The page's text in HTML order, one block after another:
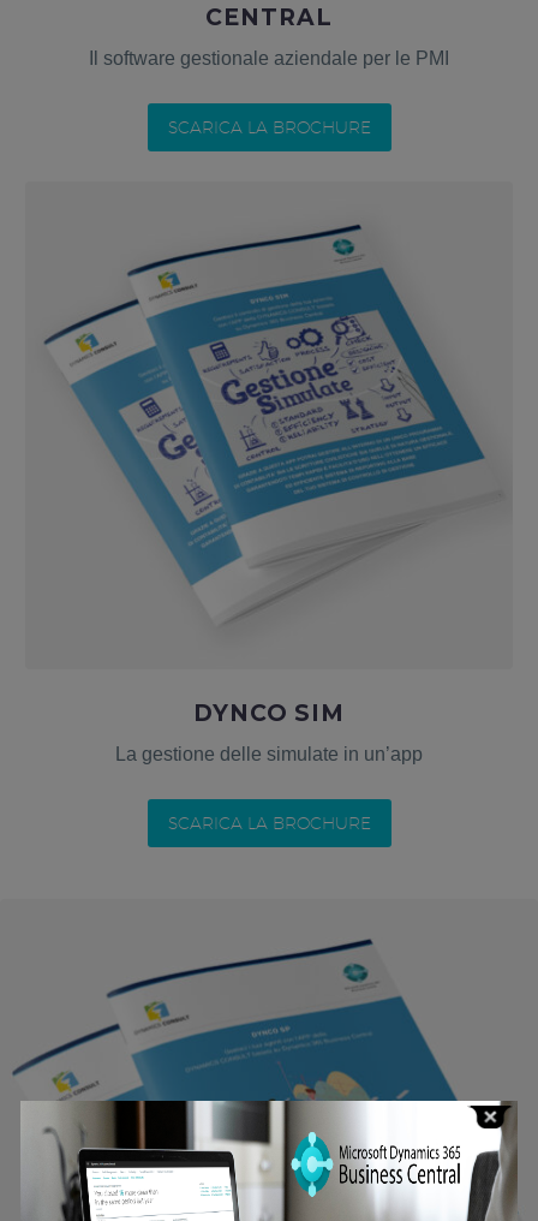
CENTRAL
Il software gestionale aziendale per le PMI
SCARICA LA BROCHURE
DYNCO SIM
La gestione delle simulate in un’app
SCARICA LA BROCHURE